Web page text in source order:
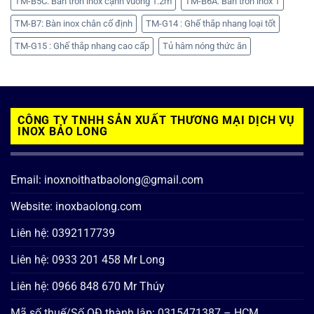
TM-B7: Bàn inox chân cố định TM-G14 : Ghế thắp nhang loại tốt
TM-G15 : Ghế thắp nhang cao cấp Tủ hâm nóng thức ăn
CÔNG TY TNHH SẢN XUẤT THƯƠNG MẠI DỊCH VỤ
INOX BẢO LONG
Email: inoxnoithatbaolong@gmail.com
Website: inoxbaolong.com
Liên hệ: 0392117739
Liên hệ: 0933 201 458 Mr Long
Liên hệ: 0966 848 670 Mr Thúy